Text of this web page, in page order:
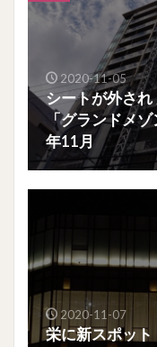
2020-11-05
シートが外さ
「グランドメ
年11月
2020-11-07
栄に新スポッ